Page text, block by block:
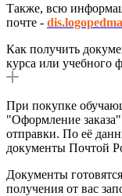
Также, всю
почте -
Как получить
курса или учебного
При покупке
"Оформление
отправки. По её
документы Почтой
Документы
получения от вас